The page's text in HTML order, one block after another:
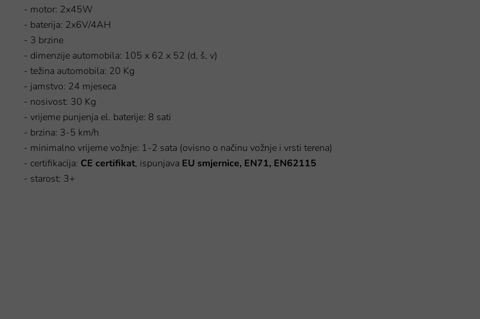
- motor: 2x45W
- baterija: 2x6V/4AH
- 3 brzine
- dimenzije automobila: 105 x 62 x 52 (d, š, v)
- težina automobila: 20 Kg
- jamstvo: 24 mjeseca
- nosivost: 30 Kg
- vrijeme punjenja el. baterije: 8 sati
- brzina: 3-5 km/h
- minimalno vrijeme vožnje: 1-2 sata (ovisno o načinu vožnje i vrsti terena)
- certifikacija: CE certifikat, ispunjava EU smjernice, EN71, EN62115
- starost: 3+